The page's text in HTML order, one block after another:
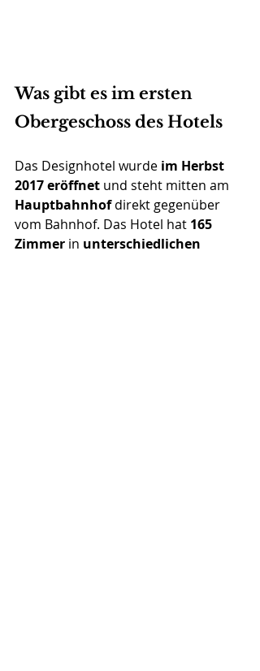
Was gibt es im ersten
Obergeschoss des Hotels
Das Designhotel wurde im Herbst
2017 eröffnet und steht mitten am
Hauptbahnhof direkt gegenüber
vom Bahnhof. Das Hotel hat 165
Zimmer in unterschiedlichen